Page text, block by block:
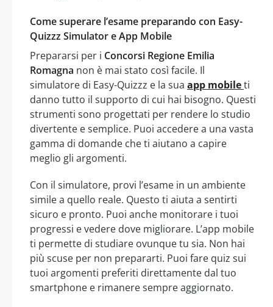
Come superare l’esame preparando con Easy-
Quizzz Simulator e App Mobile
Prepararsi per i Concorsi Regione Emilia
Romagna non è mai stato così facile. Il
simulatore di Easy-Quizzz e la sua app mobileti
danno tutto il supporto di cui hai bisogno. Questi
strumenti sono progettati per rendere lo studio
divertente e semplice. Puoi accedere a una vasta
gamma di domande che ti aiutano a capire
meglio gli argomenti.
Con il simulatore, provi l’esame in un ambiente
simile a quello reale. Questo ti aiuta a sentirti
sicuro e pronto. Puoi anche monitorare i tuoi
progressi e vedere dove migliorare. L’app mobile
ti permette di studiare ovunque tu sia. Non hai
più scuse per non prepararti. Puoi fare quiz sui
tuoi argomenti preferiti direttamente dal tuo
smartphone e rimanere sempre aggiornato.